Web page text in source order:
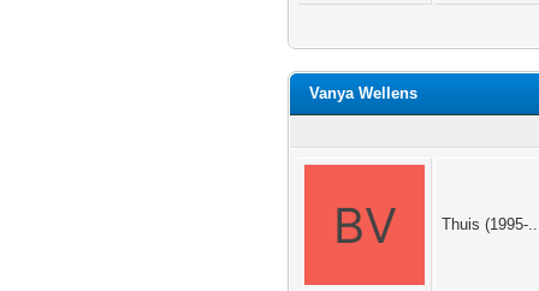
Vanya Wellens
Thuis (1995-